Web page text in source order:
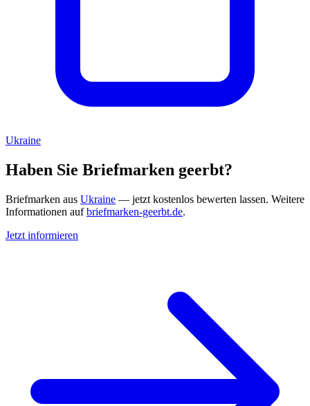
Ukraine
Haben Sie Briefmarken geerbt?
Briefmarken aus Ukraine — jetzt kostenlos bewerten lassen. Weitere
Informationen aufbriefmarken-geerbt.de.
Jetzt informieren